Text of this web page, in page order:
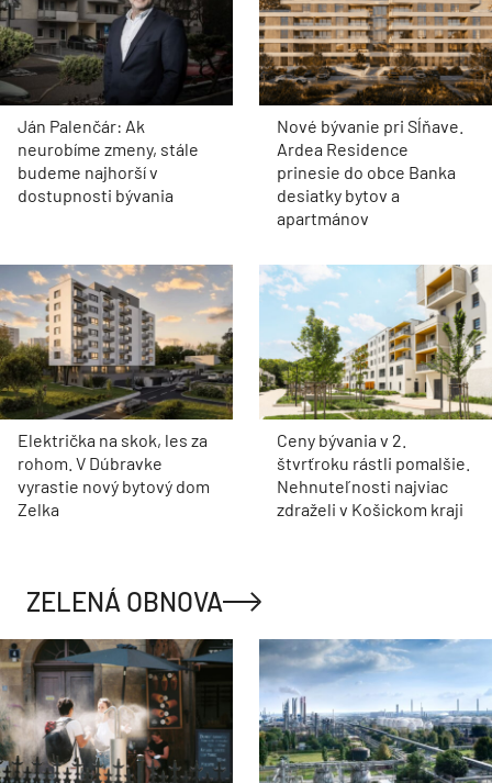
Ján Palenčár: Ak
neurobíme zmeny, stále
budeme najhorší v
dostupnosti bývania
Nové bývanie pri Sĺňave.
Ardea Residence
prinesie do obce Banka
desiatky bytov a
apartmánov
Električka na skok, les za
rohom. V Dúbravke
vyrastie nový bytový dom
Zelka
Ceny bývania v 2.
štvrťroku rástli pomalšie.
Nehnuteľnosti najviac
zdraželi v Košickom kraji
ZELENÁ OBNOVA
Boj s horúčavami v
Európe: volanie
seniorom, zákaz alkoholu
aj klimatické útočiská
Zlá správa pre Bratislavu,
mesto odkazuje:
Nepotrebujeme ďalšiu
veľkokapacitnú spaľovňu